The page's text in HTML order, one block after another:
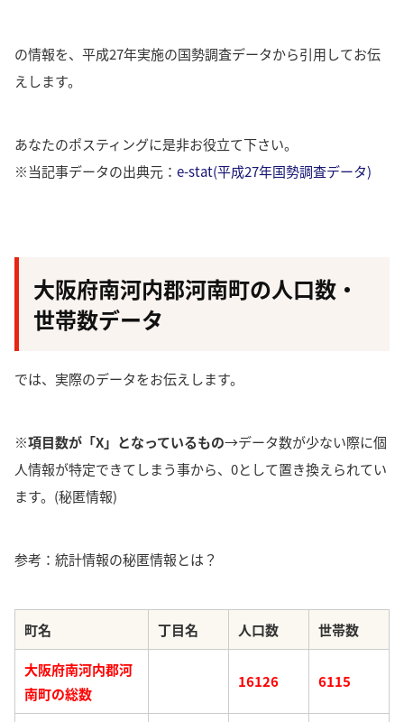
の情報を、平成27年実施の国勢調査データから引用してお伝
えします。
あなたのポスティングに是非お役立て下さい。
※当記事データの出典元： e-stat(平成27年国勢調査データ)
大阪府南河内郡河南町の人口数・
世帯数データ
では、実際のデータをお伝えします。
※項目数が「X」となっているもの→データ数が少ない際に個
人情報が特定できてしまう事から、0として置き換えられてい
ます。(秘匿情報)
参考：統計情報の秘匿情報とは？
町名 丁目名 人口数 世帯数
大阪府南河内郡河
南町の総数
16126 6115